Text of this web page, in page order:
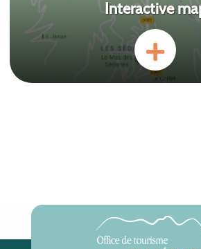
Interactive